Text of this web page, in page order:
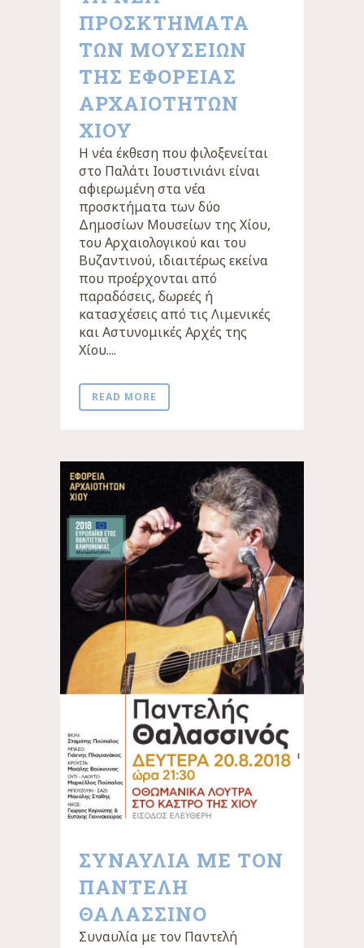
ΠΡΟΣΚΤΗΜΑΤΑ
ΤΩΝ ΜΟΥΣΕΙΩΝ
ΤΗΣ ΕΦΟΡΕΙΑΣ
ΑΡΧΑΙΟΤΗΤΩΝ
ΧΙΟΥ
Η νέα έκθεση που φιλοξενείται
στο Παλάτι Ιουστινιάνι είναι
αφιερωμένη στα νέα
προσκτήματα των δύο
Δημοσίων Μουσείων της Χίου,
του Αρχαιολογικού και του
Βυζαντινού, ιδιαιτέρως εκείνα
που προέρχονται από
παραδόσεις, δωρεές ή
κατασχέσεις από τις Λιμενικές
και Αστυνομικές Αρχές της
Χίου....
READ MORE
ΣΥΝΑΥΛΙΑ ΜΕ ΤΟΝ
ΠΑΝΤΕΛΗ
ΘΑΛΑΣΣΙΝΟ
Συναυλία με τον Παντελή